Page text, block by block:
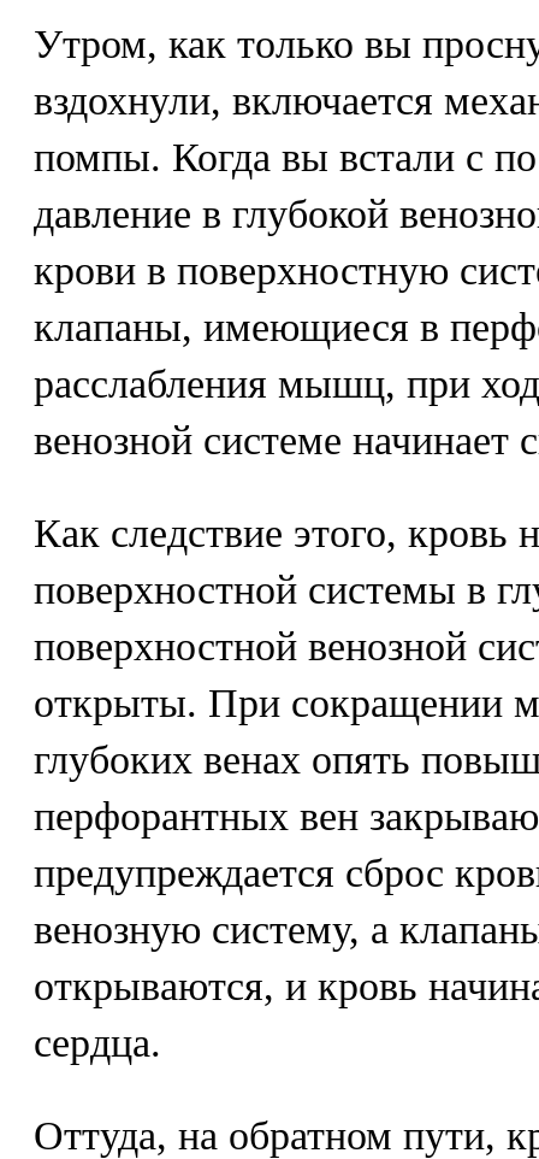
Утром, как только вы
вздохнули, включается
помпы. Когда вы встали с
давление в глубокой
крови в поверхностную
клапаны, имеющиеся в
расслабления мышц, при
венозной системе начинает
Как следствие этого, кровь
поверхностной системы в
поверхностной венозной
открыты. При сокращении
глубоких венах опять
перфорантных вен
предупреждается сброс
венозную систему, а
открываются, и кровь
сердца.
Оттуда, на обратном пути,